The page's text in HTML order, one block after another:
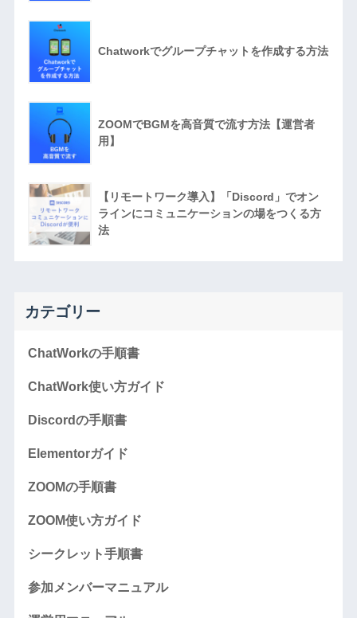
Chatworkでグループチャットを作成する方法
ZOOMでBGMを高音質で流す方法【運営者
用】
【リモートワーク導入】「Discord」でオン
ラインにコミュニケーションの場をつくる方
法
カテゴリー
ChatWorkの手順書
ChatWork使い方ガイド
Discordの手順書
Elementorガイド
ZOOMの手順書
ZOOM使い方ガイド
シークレット手順書
参加メンバーマニュアル